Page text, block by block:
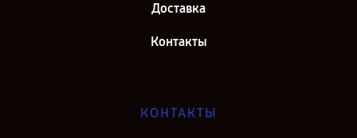
Доставка
Контакты
КОНТАКТЫ